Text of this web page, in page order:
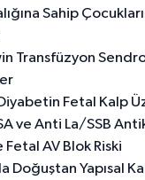
Sahip
Transfüzyon
Fetal Kalp
ve Anti La/SSB
AV Blok Riski
Doğuştan Yapısal